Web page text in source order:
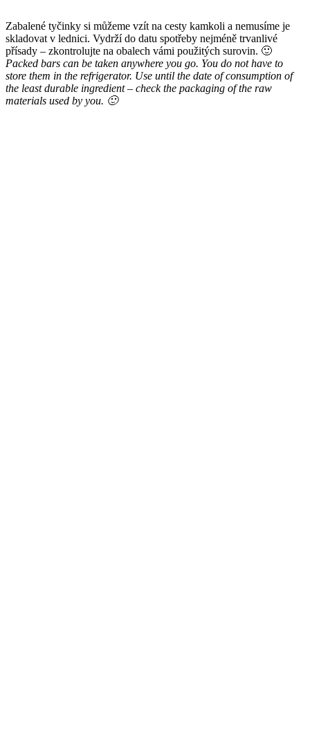
Zabalené tyčinky si můžeme vzít na cesty kamkoli a nemusíme je
skladovat v lednici. Vydrží do datu spotřeby nejméně trvanlivé
přísady – zkontrolujte na obalech vámi použitých surovin. 🙂
Packed bars can be taken anywhere you go. You do not have to
store them in the refrigerator. Use until the date of consumption of
the least durable ingredient – check the packaging of the raw
materials used by you. 🙂